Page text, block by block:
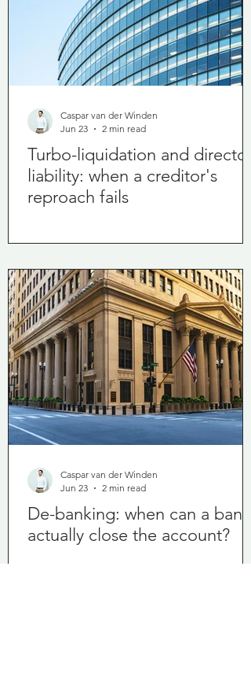
Turbo-liquidation and director
liability: when a creditor's
reproach fails
Caspar van der Winden
Jun 23
2 min read
De-banking: when can a bank
actually close the account?
Caspar van der Winden
Jun 23
2 min read